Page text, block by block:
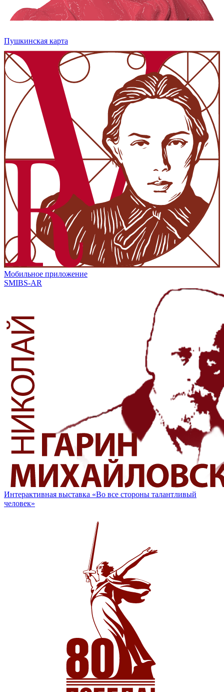
Пушкинская карта
Мобильное приложение
SMIBS-AR
Интерактивная выставка «Во все стороны талантливый
человек»